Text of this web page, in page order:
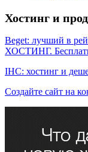
Хостинг и
Beget: лучший в
ХОСТИНГ.
IHC: хостинг и
Создайте сайт на